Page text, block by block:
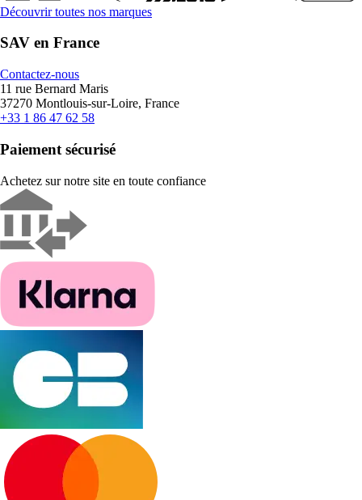
Découvrir toutes nos marques
SAV en France
Contactez-nous
11 rue Bernard Maris
37270 Montlouis-sur-Loire, France
+33 1 86 47 62 58
Paiement sécurisé
Achetez sur notre site en toute confiance